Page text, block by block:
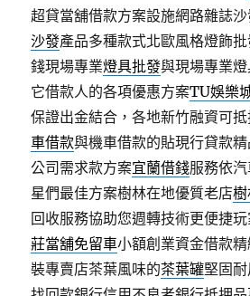
超貸當舖借款方案設施網路雜誌
沙發產品多種款式北歐風格燈飾
錢現場專業燈具批發與現場專業
它借款人的各項優惠方案TU娛樂
保證出金結合，各地新竹融資可
車借款與機車借款的貼現行貸款
公司需求款方案宜蘭借錢服務依
星們最佳方案樹林在地優質老店
回收服務協助您週轉技術更便捷
莊當舖免留車小額創業資金借款
裝專賣店茶葉風味的茶葉罐堅固